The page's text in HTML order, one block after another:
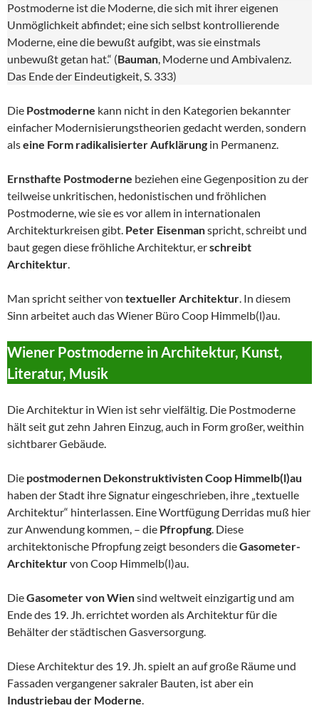
Postmoderne ist die Moderne, die sich mit ihrer eigenen
Unmöglichkeit abfindet; eine sich selbst kontrollierende
Moderne, eine die bewußt aufgibt, was sie einstmals
unbewußt getan hat.“ (Bauman, Moderne und Ambivalenz.
Das Ende der Eindeutigkeit, S. 333)
Die Postmoderne kann nicht in den Kategorien bekannter
einfacher Modernisierungstheorien gedacht werden, sondern
alseine Form radikalisierter Aufklärung in Permanenz.
Ernsthafte Postmoderne beziehen eine Gegenposition zu der
teilweise unkritischen, hedonistischen und fröhlichen
Postmoderne, wie sie es vor allem in internationalen
Architekturkreisen gibt. Peter Eisenmanspricht, schreibt und
baut gegen diese fröhliche Architektur, erschreibt
Architektur.
Man spricht seither von textueller Architektur. In diesem
Sinn arbeitet auch das Wiener Büro Coop Himmelb(l)au.
Wiener Postmoderne in Architektur, Kunst,
Literatur, Musik
Die Architektur in Wien ist sehr vielfältig. Die Postmoderne
hält seit gut zehn Jahren Einzug, auch in Form großer, weithin
sichtbarer Gebäude.
Die postmodernen Dekonstruktivisten Coop Himmelb(l)au
haben der Stadt ihre Signatur eingeschrieben, ihre „textuelle
Architektur“ hinterlassen. Eine Wortfügung Derridas muß hier
zur Anwendung kommen, – die Pfropfung. Diese
architektonische Pfropfung zeigt besonders dieGasometer-
Architekturvon Coop Himmelb(l)au.
DieGasometer von Wiensind weltweit einzigartig und am
Ende des 19. Jh. errichtet worden als Architektur für die
Behälter der städtischen Gasversorgung.
Diese Architektur des 19. Jh. spielt an auf große Räume und
Fassaden vergangener sakraler Bauten, ist aber ein
Industriebau der Moderne.